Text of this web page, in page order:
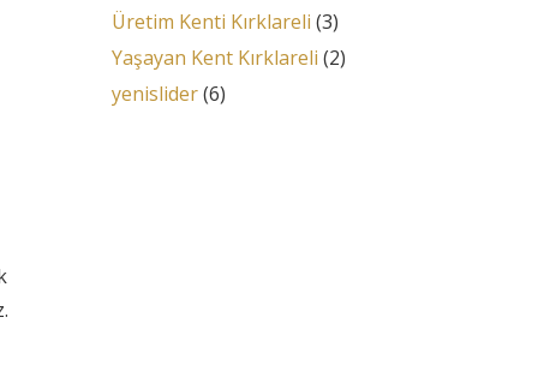
Üretim Kenti Kırklareli (3)
Yaşayan Kent Kırklareli (2)
yenislider(6)